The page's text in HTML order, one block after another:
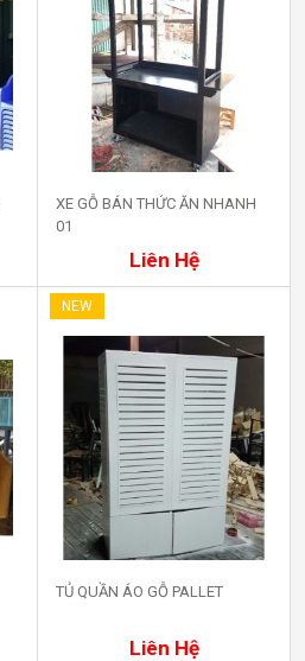
XE GỖ BÁN THỨC ĂN NHANH
01
Liên Hệ
NEW
TỦ QUẦN ÁO GỖ PALLET
Liên Hệ